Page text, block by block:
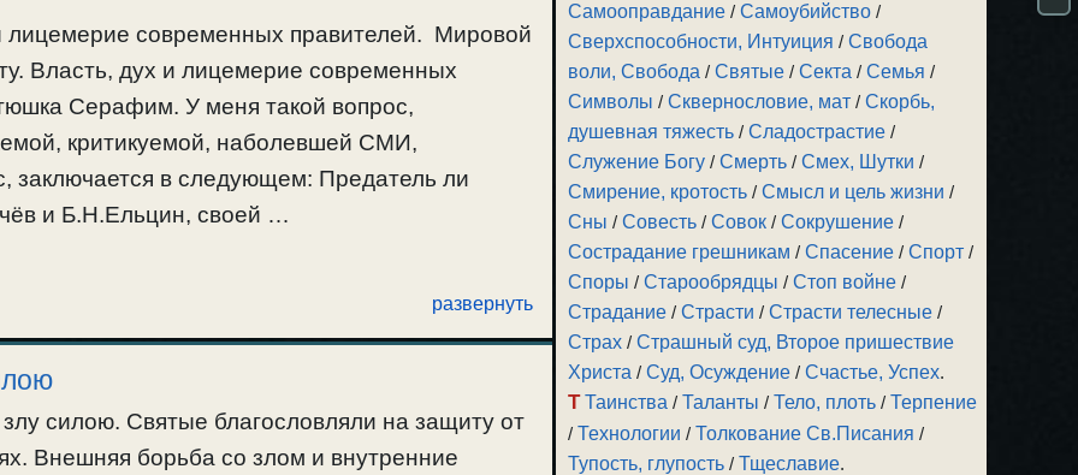
лицемерие современных правителей. Мировой
Власть, дух и лицемерие современных
Серафим. У меня такой вопрос,
критикуемой, наболевшей СМИ,
заключается в следующем: Предатель ли
и Б.Н.Ельцин, своей …
развернуть
силою. Святые благословляли на защиту от
Внешняя борьба со злом и внутренние
Самооправдание /Самоубийство /
Сверхспособности, Интуиция /Свобода
воли, Свобода /Святые /Секта /Семья /
Символы /Сквернословие, мат /Скорбь,
душевная тяжесть /Сладострастие /
Служение Богу /Смерть /Смех, Шутки /
Смирение, кротость /Смысл и цель жизни /
Сны /Совесть /Совок /Сокрушение /
Сострадание грешникам /Спасение /Спорт /
Споры /Старообрядцы /Стоп войне /
Страдание /Страсти /Страсти телесные /
Страх /Страшный суд, Второе пришествие
Христа /Суд, Осуждение /Счастье, Успех.
Т Таинства /Таланты /Тело, плоть /Терпение
/Технологии /Толкование Св.Писания /
Тупость, глупость /Тщеславие.